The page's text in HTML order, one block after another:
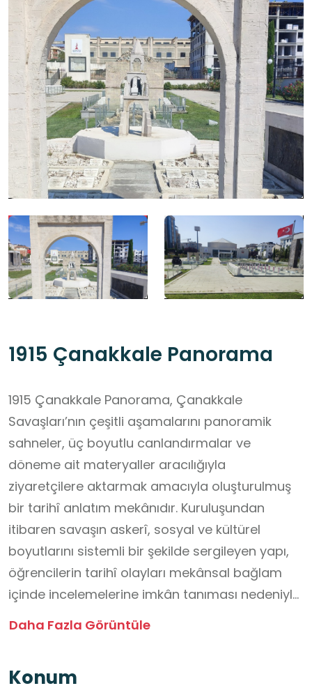
1915 Çanakkale Panorama
1915 Çanakkale Panorama, Çanakkale
Savaşları’nın çeşitli aşamalarını panoramik
sahneler, üç boyutlu canlandırmalar ve
döneme ait materyaller aracılığıyla
ziyaretçilere aktarmak amacıyla oluşturulmuş
bir tarihî anlatım mekânıdır. Kuruluşundan
itibaren savaşın askerî, sosyal ve kültürel
boyutlarını sistemli bir şekilde sergileyen yapı,
öğrencilerin tarihî olayları mekânsal bağlam
içinde incelemelerine imkân tanıması nedeniyle
okul dışı öğrenme ortamı olarak önem
tarihsel çıkarımlar yapmalarını ve derslerde ele
Daha Fazla Görüntüle
Konum